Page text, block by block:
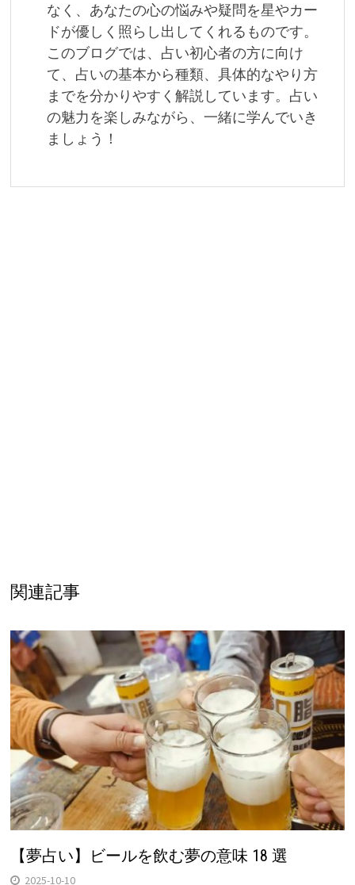
なく、あなたの心の悩みや疑問を星やカー
ドが優しく照らし出してくれるものです。
このブログでは、占い初心者の方に向け
て、占いの基本から種類、具体的なやり方
までを分かりやすく解説しています。占い
の魅力を楽しみながら、一緒に学んでいき
ましょう！
関連記事
【夢占い】ビールを飲む夢の意味 18 選
2025-10-10